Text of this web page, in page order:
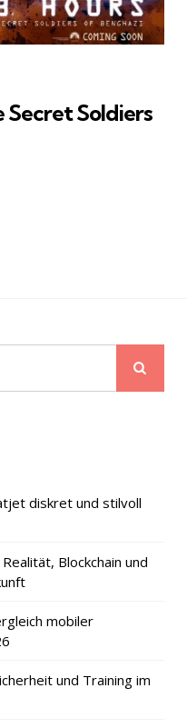
Secret Soldiers
diskret und stilvoll
Blockchain und
mobiler
und Training im